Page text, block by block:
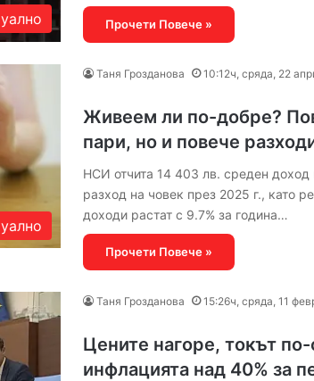
Прочети Повече »
Таня Грозданова
10:12ч, сряда, 22
Живеем ли по-добре?
пари, но и повече
НСИ отчита 14 403 лв. среден доход
разход на човек през 2025 г., като
доходи растат с 9.7% за година…
Прочети Повече »
Таня Грозданова
15:26ч, сряда, 11
Цените нагоре, токът
инфлацията над 40% за